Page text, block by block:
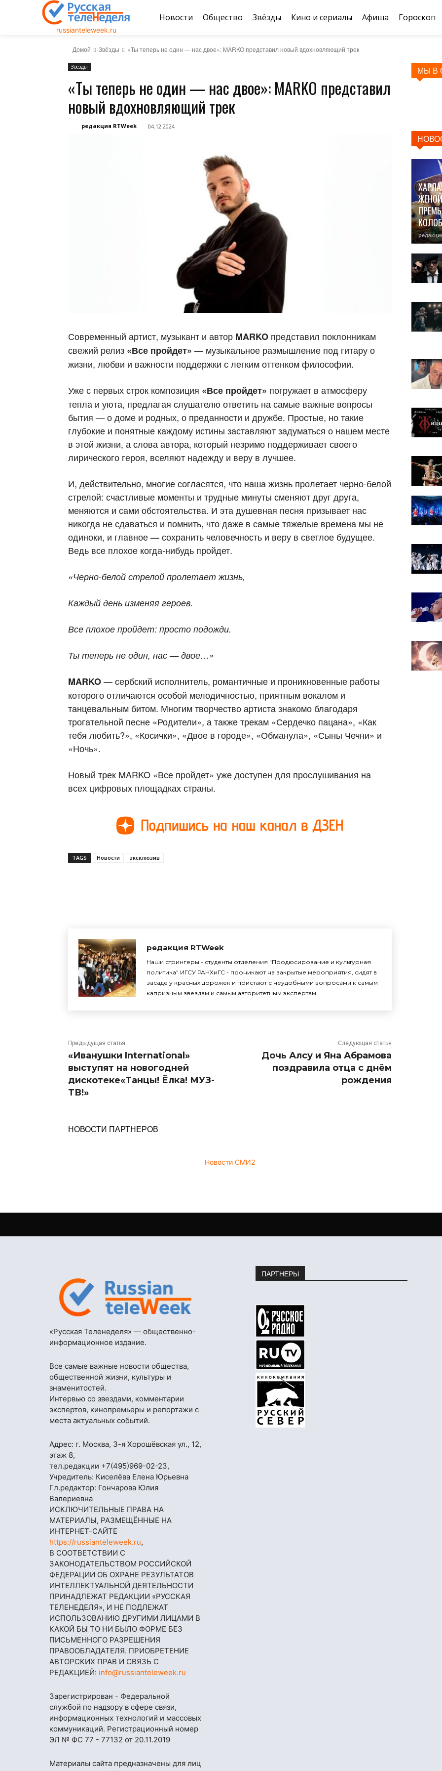
russianteleweek.ru
Новости Общество Звёзды Кино и сериалы Афиша Гороскоп
Домой Звёзды «Ты теперь не один — нас двое»: MARKO представил новый вдохновляющий трек
Звёзды
«Ты теперь не один — нас двое»: MARKO представил
новый вдохновляющий трек
редакция RTWeek 04.12.2024
Современный артист, музыкант и автор MARKO представил поклонникам
свежий релиз «Все пройдет» — музыкальное размышление под гитару о
жизни, любви и важности поддержки с легким оттенком философии.
Уже с первых строк композиция «Все пройдет» погружает в атмосферу
тепла и уюта, предлагая слушателю ответить на самые важные вопросы
бытия — о доме и родных, о преданности и дружбе. Простые, но такие
глубокие и понятные каждому истины заставляют задуматься о нашем месте
в этой жизни, а слова автора, который незримо поддерживает своего
лирического героя, вселяют надежду и веру в лучшее.
И, действительно, многие согласятся, что наша жизнь пролетает черно-белой
стрелой: счастливые моменты и трудные минуты сменяют друг друга,
меняются и сами обстоятельства. И эта душевная песня призывает нас
никогда не сдаваться и помнить, что даже в самые тяжелые времена мы не
одиноки, и главное — сохранить человечность и веру в светлое будущее.
Ведь все плохое когда-нибудь пройдет.
«Черно-белой стрелой пролетает жизнь,
Каждый день изменяя героев.
Все плохое пройдет: просто подожди.
Ты теперь не один, нас — двое…»
MARKO— сербский исполнитель, романтичные и проникновенные работы
которого отличаются особой мелодичностью, приятным вокалом и
танцевальным битом. Многим творчество артиста знакомо благодаря
трогательной песне «Родители», а также трекам «Сердечко пацана», «Как
тебя любить?», «Косички», «Двое в городе», «Обманула», «Сыны Чечни» и
«Ночь».
Новый трек MARKO «Все пройдет» уже доступен для прослушивания на
всех цифровых площадках страны.
TAGS Новости эксклюзив
редакция RTWeek
Наши стрингеры - студенты отделения "Продюсирование и культурная
политика" ИГСУ РАНХиГС - проникают на закрытые мероприятия, сидят в
засаде у красных дорожек и пристают с неудобными вопросами к самым
капризным звездам и самым авторитетным экспертам.
Предыдущая статья
«Иванушки International»
выступят на новогодней
дискотеке«Танцы! Ёлка! МУЗ-
ТВ!»
Следующая статья
Дочь Алсу и Яна Абрамова
поздравила отца с днём
рождения
НОВОСТИ ПАРТНЕРОВ
Новости СМИ2
МЫ В
«Русская Теленеделя» — общественно-
информационное издание.
Все самые важные новости общества,
общественной жизни, культуры и
знаменитостей.
Интервью со звездами, комментарии
экспертов, кинопремьеры и репортажи с
места актуальных событий.
Адрес: г. Москва, 3-я Хорошёвская ул., 12,
этаж 8,
тел.редакции +7(495)969-02-23,
Учредитель: Киселёва Елена Юрьевна
Гл.редактор: Гончарова Юлия
Валериевна
ИСКЛЮЧИТЕЛЬНЫЕ ПРАВА НА
МАТЕРИАЛЫ, РАЗМЕЩЁННЫЕ НА
ИНТЕРНЕТ-САЙТЕ
https://russianteleweek.ru,
В СООТВЕТСТВИИ С
ЗАКОНОДАТЕЛЬСТВОМ РОССИЙСКОЙ
ФЕДЕРАЦИИ ОБ ОХРАНЕ РЕЗУЛЬТАТОВ
ИНТЕЛЛЕКТУАЛЬНОЙ ДЕЯТЕЛЬНОСТИ
ПРИНАДЛЕЖАТ РЕДАКЦИИ «РУССКАЯ
ТЕЛЕНЕДЕЛЯ», И НЕ ПОДЛЕЖАТ
ИСПОЛЬЗОВАНИЮ ДРУГИМИ ЛИЦАМИ В
КАКОЙ БЫ ТО НИ БЫЛО ФОРМЕ БЕЗ
ПИСЬМЕННОГО РАЗРЕШЕНИЯ
ПРАВООБЛАДАТЕЛЯ. ПРИОБРЕТЕНИЕ
АВТОРСКИХ ПРАВ И СВЯЗЬ С
РЕДАКЦИЕЙ: info@russianteleweek.ru
Зарегистрирован - Федеральной
службой по надзору в сфере связи,
информационных технологий и массовых
коммуникаций. Регистрационный номер
ЭЛ № ФС 77 - 77132 от 20.11.2019
Материалы сайта предназначены для лиц
ПАРТНЕРЫ